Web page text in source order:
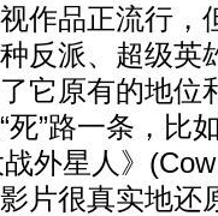
作品正流行，
反派、超级英
它原有的地位
”路一条，比
外星人》
片很真实地还